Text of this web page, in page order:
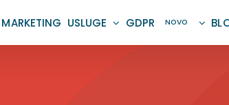
USLUGE GDPR NOVO